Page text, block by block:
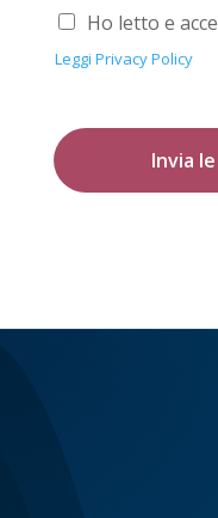
Ho letto e
Leggi Privacy Policy
Invia